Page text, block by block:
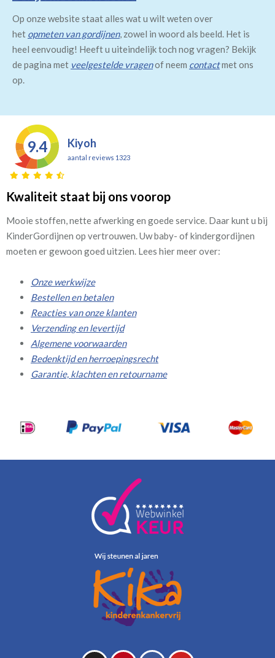
Op onze website staat alles wat u wilt weten over
het opmeten van gordijnen, zowel in woord als beeld. Het is
heel eenvoudig! Heeft u uiteindelijk toch nog vragen? Bekijk
de pagina met veelgestelde vragenof neem contactmet ons
op.
9.4 Kiyoh
aantal reviews 1323
Kwaliteit staat bij ons voorop
Mooie stoffen, nette afwerking en goede service. Daar kunt u bij
KinderGordijnen op vertrouwen. Uw baby- of kindergordijnen
moeten er gewoon goed uitzien. Lees hier meer over:
Onze werkwijze
Bestellen en betalen
Reacties van onze klanten
Verzending en levertijd
Algemene voorwaarden
Bedenktijd en herroepingsrecht
Garantie, klachten en retourname